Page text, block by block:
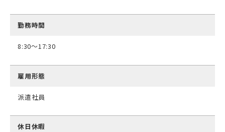
勤務時間
8:30～17:30
雇用形態
派遣社員
休日休暇